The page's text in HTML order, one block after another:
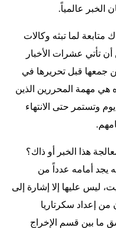
الخبر عالمياً.
لما تبثه وكالات
أن تأتي عشرات الأخبار
جمعها قبل تحريرها في
هي مهمة المحررين الذين
وتستمر حتى الانتهاء
هذا الخبر أو ذاك؟
أمامه عدداً من
ليس عليها إلا إشارة إلى
إعداد سكرتاريا
ما بين قسم الإخراج